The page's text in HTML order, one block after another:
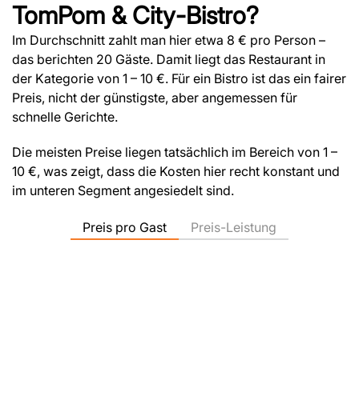
TomPom & City-Bistro?
Im Durchschnitt zahlt man hier etwa 8 € pro Person –
das berichten 20 Gäste. Damit liegt das Restaurant in
der Kategorie von 1 – 10 €. Für ein Bistro ist das ein fairer
Preis, nicht der günstigste, aber angemessen für
schnelle Gerichte.
Die meisten Preise liegen tatsächlich im Bereich von 1 –
10 €, was zeigt, dass die Kosten hier recht konstant und
im unteren Segment angesiedelt sind.
Preis pro Gast Preis-Leistung